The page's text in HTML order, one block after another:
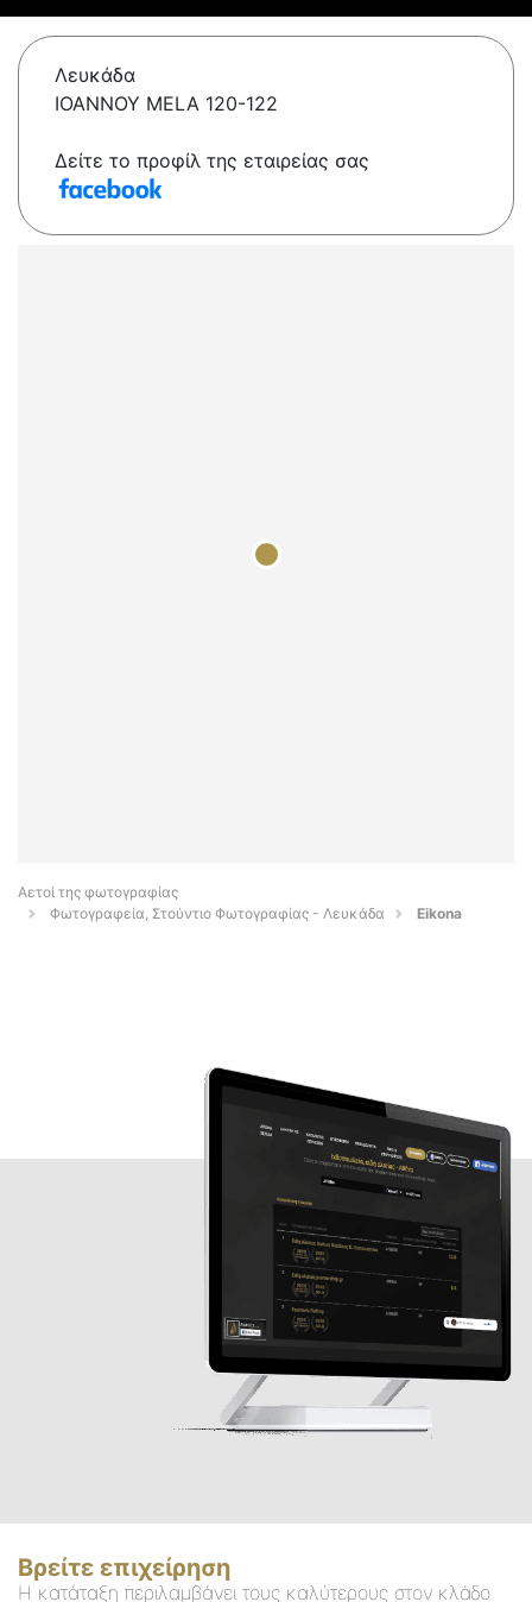
Λευκάδα
IOANNOY MELA 120-122
Δείτε το προφίλ της εταιρείας σας
Αετοί της φωτογραφίας
Φωτογραφεία, Στούντιο Φωτογραφίας - Λευκάδα
Eikona
Βρείτε επιχείρηση
Η κατάταξη περιλαμβάνει τους καλύτερους στον κλάδο